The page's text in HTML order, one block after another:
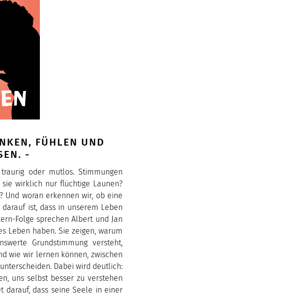
FÜHLEN UND
-
oder mutlos. Stimmungen
wirklich nur flüchtige Launen?
Und woran erkennen wir, ob eine
ist, dass in unserem Leben
Folge sprechen Albert und Jan
Leben haben. Sie zeigen, warum
Grundstimmung versteht,
wie wir lernen können, zwischen
Dabei wird deutlich:
uns selbst besser zu verstehen
darauf, dass seine Seele in einer